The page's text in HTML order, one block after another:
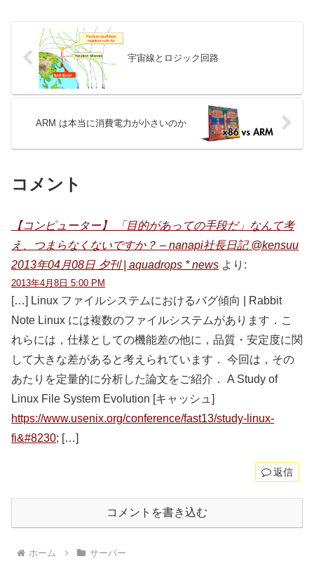
宇宙線とロジック回路
ARM は本当に消費電力が小さいのか
コメント
【コンピューター】 「目的があっての手段だ」なんて考
え、つまらなくないですか？ – nanapi社長日記 @kensuu
2013年04月08日 夕刊 | aquadrops * news より:
2013年4月8日 5:00 PM
[…] Linux ファイルシステムにおけるバグ傾向 | Rabbit
Note Linux には複数のファイルシステムがあります．こ
れらには，仕様としての機能差の他に，品質・安定度に関
して大きな差があると考えられています． 今回は，その
あたりを定量的に分析した論文をご紹介． A Study of
Linux File System Evolution [キャッシュ]
https://www.usenix.org/conference/fast13/study-linux-
fi&#8230; […]
返信
コメントを書き込む
ホーム サーバー